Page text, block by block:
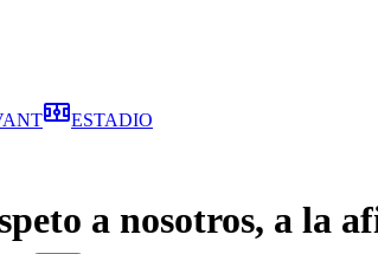
ESTADIO
a nosotros, a la